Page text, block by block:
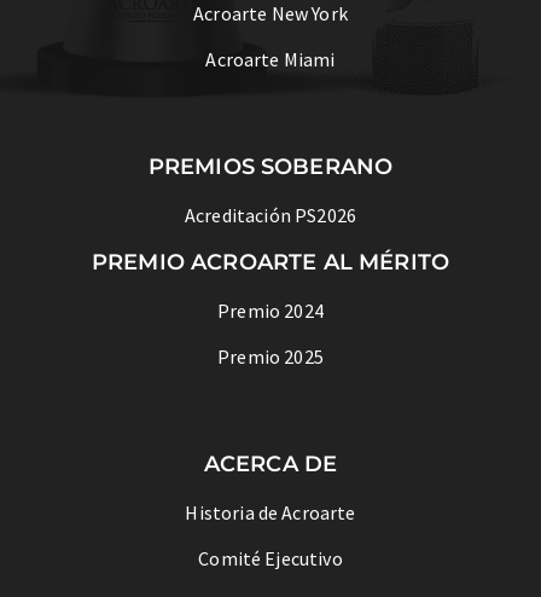
Acroarte New York
Acroarte Miami
PREMIOS SOBERANO
Acreditación PS2026
PREMIO ACROARTE AL MÉRITO
Premio 2024
Premio 2025
ACERCA DE
Historia de Acroarte
Comité Ejecutivo